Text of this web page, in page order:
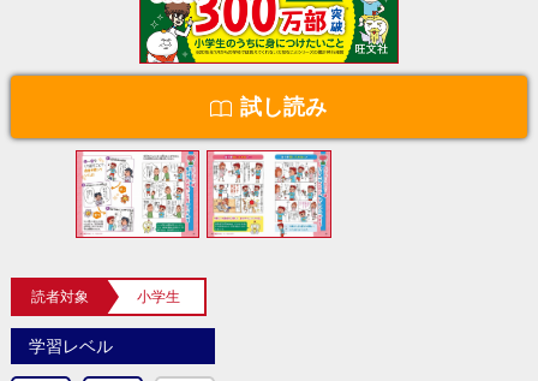
試し読み
読者対象 小学生
学習レベル